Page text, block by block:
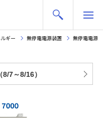
ギー 無停電電源装置 無停電電源
7～8/16）